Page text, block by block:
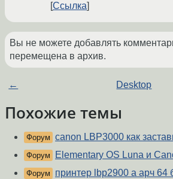
Ссылка
Вы не можете добавлять
перемещена в архив.
← Desktop
Похожие темы
Форум canon LBP3000 как
Форум Elementary OS Luna и
Форум принтер lbp2900 а арч 64